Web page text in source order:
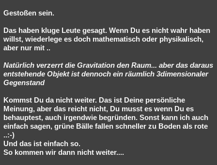
Gestoßen sein.
Das haben kluge Leute gesagt. Wenn Du es nicht wahr haben
willst, wiederlege es doch mathematisch oder physikalisch,
aber nur mit ..
Natürlich verzerrt die Gravitation den Raum... aber das daraus
entstehende Objekt ist dennoch ein räumlich 3dimensionaler
Gegenstand
Kommst Du da nicht weiter. Das ist Deine persönliche
Meinung, aber das reicht nicht, Du musst es wenn Du es
behauptest, auch irgendwie begründen. Sonst kann ich auch
einfach sagen, grüne Bälle fallen schneller zu Boden als rote
..:-)
Und das ist einfach so.
So kommen wir dann nicht weiter....